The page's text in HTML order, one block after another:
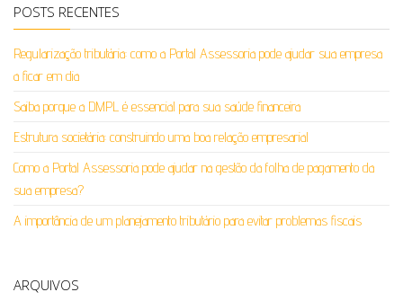
POSTS RECENTES
Regularização tributária: como a Portal Assessoria pode ajudar sua empresa
a ficar em dia
Saiba porque a DMPL é essencial para sua saúde financeira
Estrutura societária: construindo uma boa relação empresarial
Como a Portal Assessoria pode ajudar na gestão da folha de pagamento da
sua empresa?
A importância de um planejamento tributário para evitar problemas fiscais
ARQUIVOS